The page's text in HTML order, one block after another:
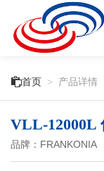
首页 > 产品详情
VLL-12000L
品牌：FRANKONIA